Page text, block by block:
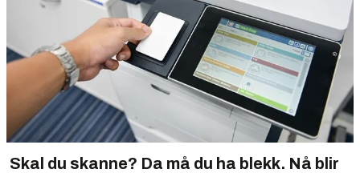
Skal du skanne? Da må du ha blekk. Nå blir